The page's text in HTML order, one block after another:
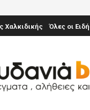
Χαλκιδικής Όλες οι